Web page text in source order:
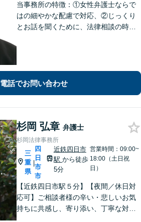
当事務所の特徴：①女性弁護士ならで
はの細やかな配慮で対応、②じっくり
とお話を聞くために、法律相談の時間
電話でお問い合わせ
杉岡 弘章 弁護士
杉岡法律事務所
三
重
県
|
四
日
市
市
近鉄四日市
駅 から徒歩
5分
営業時間：09:00~
18:00（土日祝
日）
【近鉄四日市駅５分】【夜間／休日対
応可】ご相談者様の辛い・悲しいお気
持ちに共感し、寄り添い、丁寧な対応